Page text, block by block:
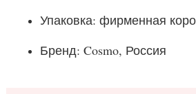
Упаковка: фирменная
Бренд: Cosmo, Россия